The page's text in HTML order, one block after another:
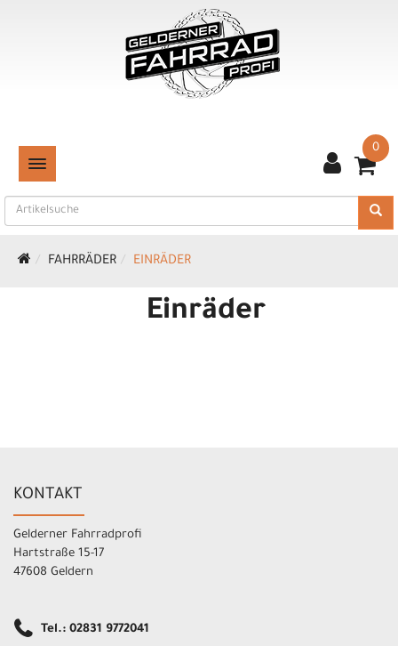
TOGGLE NAVIGATION
0
FAHRRÄDER EINRÄDER
Einräder
KONTAKT
Gelderner Fahrradprofi
Hartstraße 15-17
47608 Geldern
Tel.: 02831 9772041